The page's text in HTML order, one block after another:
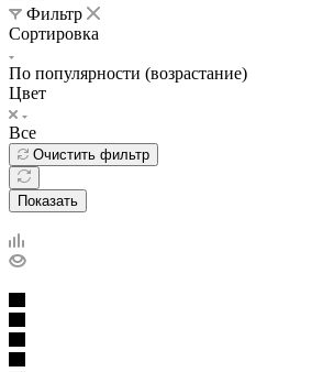
Фильтр
Сортировка
По популярности (возрастание)
Цвет
Все
Очистить фильтр
Показать